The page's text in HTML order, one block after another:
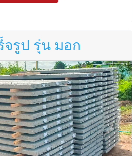
จรูป รุ่น มอก